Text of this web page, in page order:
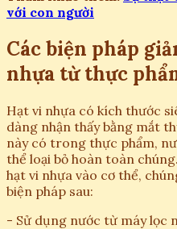
với con người
Các biện pháp
nhựa từ thực
Hạt vi nhựa có kích thước
dàng nhận thấy bằng mắt
này có trong thực phẩm,
thể loại bỏ hoàn toàn
hạt vi nhựa vào cơ thể,
biện pháp sau:
- Sử dụng nước từ máy lọc